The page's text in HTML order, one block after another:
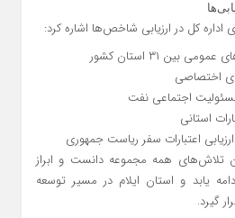
کل در ارزیابی شاخص‌ها اشاره کرد:
بین ۳۱ استان کشور
اختصاصی
اجتماعی نفت
استانی
اعتبارات سفر ریاست جمهوری
تلاش‌های همه مجموعه دانست و ابراز
یابد و استان ایلام در مسیر توسعه
گیرد.